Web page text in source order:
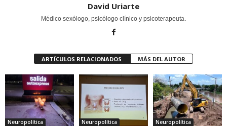
David Uriarte
Médico sexólogo, psicólogo clínico y psicoterapeuta.
ARTÍCULOS RELACIONADOS MÁS DEL AUTOR
Neuropolítica Neuropolítica Neuropolítica